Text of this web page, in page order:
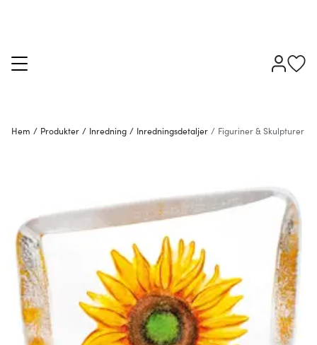
Hem / Produkter / Inredning / Inredningsdetaljer / Figuriner & Skulpturer